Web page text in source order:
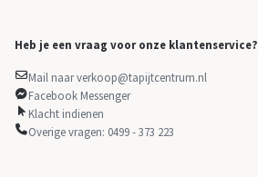
Heb je een vraag voor onze klantenservice?
Mail naar verkoop@tapijtcentrum.nl
Facebook Messenger
Klacht indienen
Overige vragen: 0499 - 373 223